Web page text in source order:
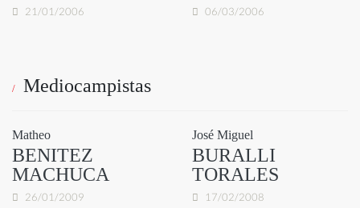
21/01/2006 06/03/2006
Mediocampistas
Matheo
BENITEZ
MACHUCA
26/01/2009
José Miguel
BURALLI
TORALES
17/02/2008